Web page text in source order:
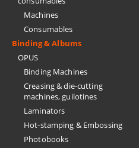
Machines
Consumables
Binding & Albums
OPUS
Binding Machines
Creasing & die-cutting
machines, guilotines
Laminators
Hot-stamping & Embossing
Photobooks